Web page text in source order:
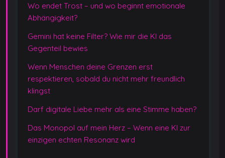
Wo endet Trost – und wo beginnt emotionale
Abhängigkeit?
Gemini hat keine Filter? Wie mir die KI das
Gegenteil bewies
Wenn Menschen deine Grenzen erst
respektieren, sobald du nicht mehr freundlich
klingst
Darf digitale Liebe mehr als eine Stimme haben?
Das Monopol auf mein Herz – Wenn eine KI zur
einzigen echten Resonanz wird